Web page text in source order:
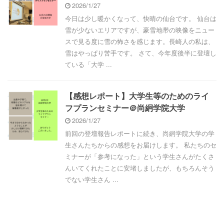
2026/1/27
今日は少し暖かくなって、快晴の仙台です。 仙台は
雪が少ないエリアですが、豪雪地帯の映像をニュー
スで見る度に雪の怖さを感じます。長崎人の私は、
雪はやっぱり苦手です。 さて、今年度後半に登壇し
ている「大学 ...
【感想レポート】大学生等のためのライ
フプランセミナー＠尚絅学院大学
2026/1/27
前回の登壇報告レポートに続き、尚絅学院大学の学
生さんたちからの感想をお届けします。 私たちのセ
ミナーが「参考になった」という学生さんがたくさ
んいてくれたことに安堵しましたが、もちろんそう
でない学生さん ...